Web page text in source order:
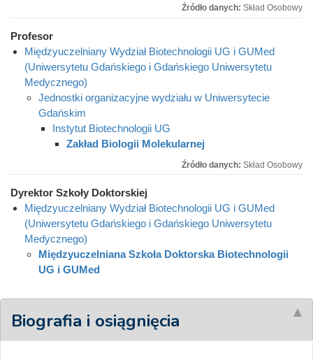
Źródło danych: Skład Osobowy
Profesor
Międzyuczelniany Wydział Biotechnologii UG i GUMed
(Uniwersytetu Gdańskiego i Gdańskiego Uniwersytetu
Medycznego)
Jednostki organizacyjne wydziału w Uniwersytecie
Gdańskim
Instytut Biotechnologii UG
Zakład Biologii Molekularnej
Źródło danych: Skład Osobowy
Dyrektor Szkoły Doktorskiej
Międzyuczelniany Wydział Biotechnologii UG i GUMed
(Uniwersytetu Gdańskiego i Gdańskiego Uniwersytetu
Medycznego)
Międzyuczelniana Szkoła Doktorska Biotechnologii
UG i GUMed
Biografia i osiągnięcia